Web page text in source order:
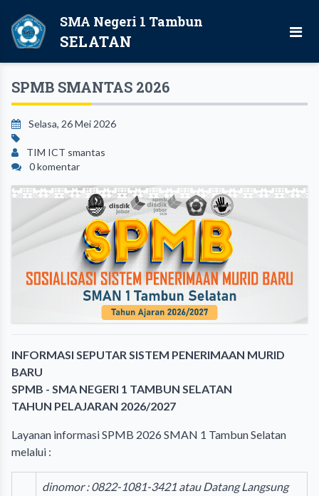
SMA Negeri 1 Tambun
SELATAN
SPMB SMANTAS 2026
Selasa, 26 Mei 2026
TIM ICT smantas
0 komentar
INFORMASI SEPUTAR SISTEM PENERIMAAN MURID
BARU
SPMB - SMA NEGERI 1 TAMBUN SELATAN
TAHUN PELAJARAN 2026/2027
Layanan informasiSPMB 2026 SMAN 1 Tambun Selatan
melalui :
dinomor :0822-1081-3421 atau Datang Langsung